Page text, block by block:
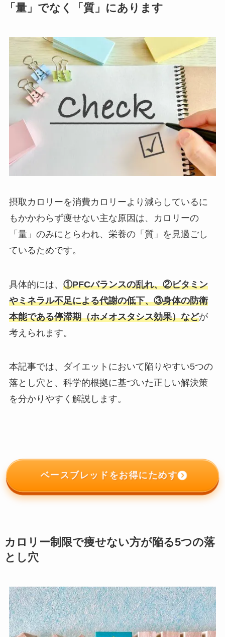
「量」でなく「質」にあります
摂取カロリーを消費カロリーより減らしているに
もかかわらず痩せない主な原因は、カロリーの
「量」のみにとらわれ、栄養の「質」を見過ごし
ているためです。
具体的には、 ①PFCバランスの乱れ、②ビタミン
やミネラル不足による代謝の低下、③身体の防衛
本能である停滞期（ホメオスタシス効果）などが
考えられます。
本記事では、ダイエットにおいて陥りやすい5つの
落とし穴と、科学的根拠に基づいた正しい解決策
を分かりやすく解説します。
ベースブレッドをお得にためす
カロリー制限で痩せない方が陥る5つの落
とし穴